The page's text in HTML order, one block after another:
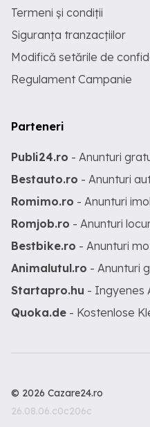
Termeni și condiții
Siguranța tranzacțiilor
Modifică setările de
Regulament Campanie
Parteneri
Publi24.ro - Anunturi
Bestauto.ro - Anunturi
Romimo.ro - Anunturi
Romjob.ro - Anunturi
Bestbike.ro - Anunturi
Animalutul.ro - Anunturi
Startapro.hu - Ingyenes
Quoka.de - Kostenlose
© 2026 Cazare24.ro
26.08.06.c0c206c